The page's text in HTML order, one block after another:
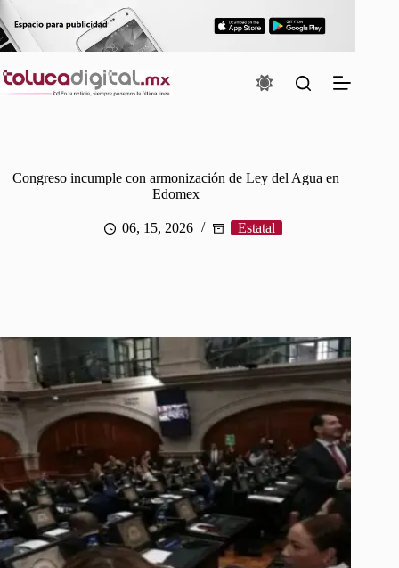
Saltar
al
contenido
Congreso incumple con armonización de Ley del Agua en
Edomex
06, 15, 2026 Estatal